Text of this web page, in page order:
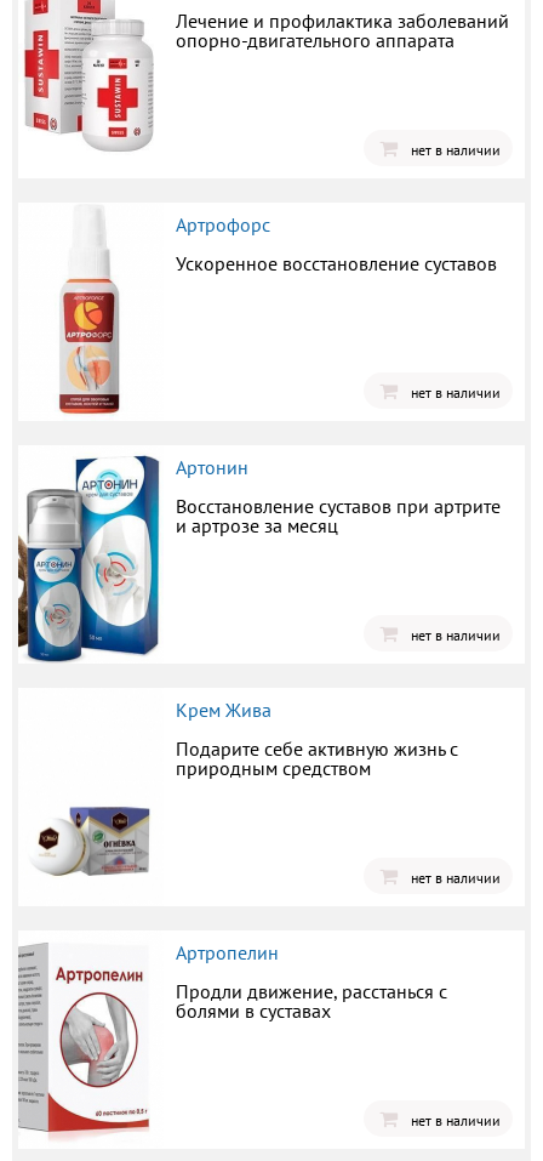
Лечение и профилактика заболеваний
опорно-двигательного аппарата
нет в наличии
Артрофорс
Ускоренное восстановление суставов
нет в наличии
Артонин
Восстановление суставов при артрите
и артрозе за месяц
нет в наличии
Крем Жива
Подарите себе активную жизнь с
природным средством
нет в наличии
Артропелин
Продли движение, расстанься с
болями в суставах
нет в наличии